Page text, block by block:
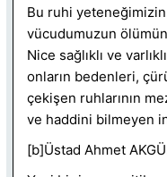
Bu ruhi yeteneğimizin
vücudumuzun
Nice sağlıklı ve
onların bedenleri,
çekişen ruhlarının
ve haddini bilmeyen
[b]Üstad Ahmet